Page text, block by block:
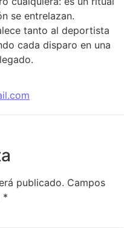
se entrelazan.
tanto al deportista
cada disparo en una
publicado. Campos
*